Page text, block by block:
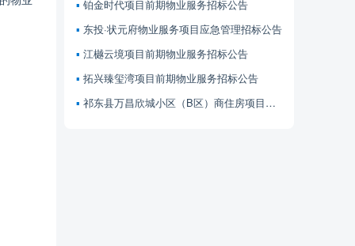
铂金时代项目前期物业服务招标公告
东投·状元府物业服务项目应急管理招标公告
江樾云境项目前期物业服务招标公告
拓兴臻玺湾项目前期物业服务招标公告
祁东县万昌欣城小区（B区）商住房项目前期物业服务招标公告